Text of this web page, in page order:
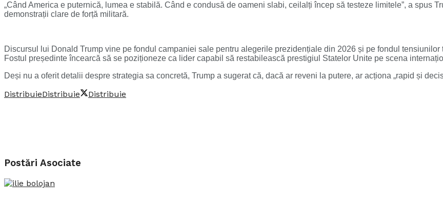
„Când America e puternică, lumea e stabilă. Când e condusă de oameni slabi, ceilalți încep să testeze limitele”, a spus
demonstrații clare de forță militară.
Discursul lui Donald Trump vine pe fondul campaniei sale pentru alegerile prezidențiale din 2026 și pe fondul tensiunilor
Fostul președinte încearcă să se poziționeze ca lider capabil să restabilească prestigiul Statelor Unite pe scena
Deși nu a oferit detalii despre strategia sa concretă, Trump a sugerat că, dacă ar reveni la putere, ar acționa „rapid și
DistribuieDistribuie Distribuie
Postări Asociate